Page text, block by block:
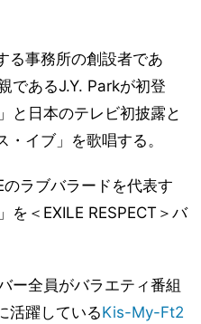
る事務所の創設者であ
であるJ.Y. Parkが初登
と日本のテレビ初披露と
イブ」を歌唱する。
ラブバラードを代表す
を＜EXILE RESPECT＞バ
ー全員がバラエティ番組
活躍しているKis-My-Ft2